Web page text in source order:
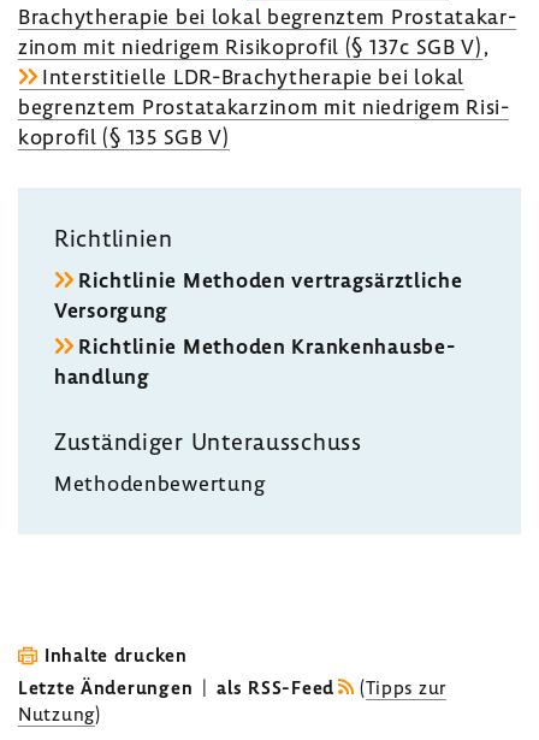
Brachytherapie bei lokal begrenztem Prostata­kar­
zinom mit nied­rigem Risi­ko­profil (§ 137c SGB V),
Inter­s­ti­ti­elle LDR-​Brachytherapie bei lokal
begrenztem Prostata­kar­zinom mit nied­rigem Risi­
ko­profil (§ 135 SGB V)
Richt­li­nien
Richt­linie Methoden vertrags­ärzt­liche
Versor­gung
Richt­linie Methoden Kran­ken­haus­be­
hand­lung
Zustän­diger Unter­aus­schuss
Metho­den­be­wer­tung
Inhalte drucken
Letzte Änderungen | als RSS-Feed (Tipps zur
Nutzung)